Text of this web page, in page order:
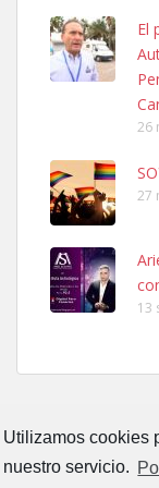
Utilizamos cookies
nuestro servicio.
Ninfa perdida
El día 5 se los
calle, se perdió
Leales.org » Gran
Adopcion
Busco casa de
El
26
27
13